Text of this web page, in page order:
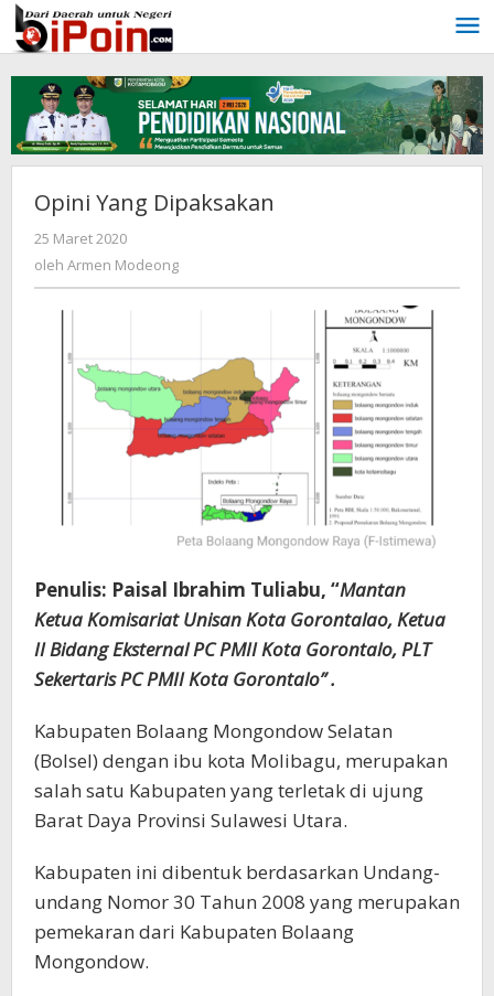
Lewati
ke
konten
Opini Yang Dipaksakan
25 Maret 2020
Armen
Modeong
oleh Armen Modeong
Penulis: Paisal Ibrahim Tuliabu, “Mantan
Ketua Komisariat Unisan Kota Gorontalao, Ketua
II Bidang Eksternal PC PMII Kota Gorontalo, PLT
Sekertaris PC PMII Kota Gorontalo” .
Kabupaten Bolaang Mongondow Selatan
(Bolsel) dengan ibu kota Molibagu, merupakan
salah satu Kabupaten yang terletak di ujung
Barat Daya Provinsi Sulawesi Utara.
Kabupaten ini dibentuk berdasarkan Undang-
undang Nomor 30 Tahun 2008 yang merupakan
pemekaran dari Kabupaten Bolaang
Mongondow.